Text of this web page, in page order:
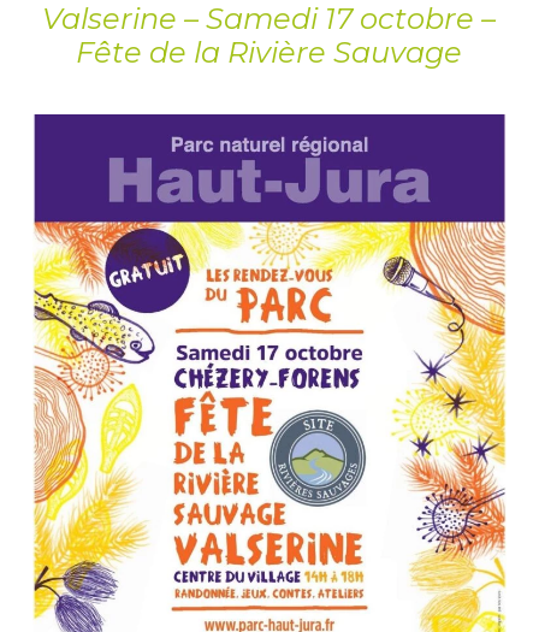
Valserine – Samedi 17 octobre –
Fête de la Rivière Sauvage